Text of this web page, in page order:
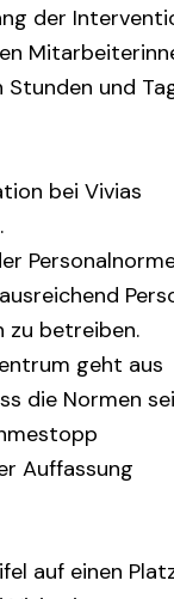
der
und
bei Vivias
zu betreiben.
geht aus
die Normen
Auffassung
auf einen